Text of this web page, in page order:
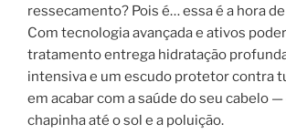
ressecamento? Pois é… essa é a hora
Com tecnologia avançada e ativos
tratamento entrega hidratação
intensiva e um escudo protetor contra
em acabar com a saúde do seu cabelo —
chapinha até o sol e a poluição.